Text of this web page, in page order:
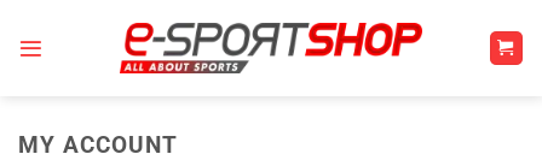
περιεχόμενο
MY ACCOUNT